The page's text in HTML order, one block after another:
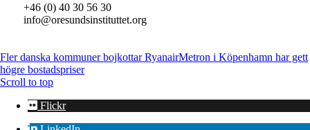
+46 (0) 40 30 56 30
info@oresundsinstituttet.org
Fler danska kommuner bojkottar RyanairMetron i Köpenhamn har gett
högre bostadspriser
Scroll to top
Flickr